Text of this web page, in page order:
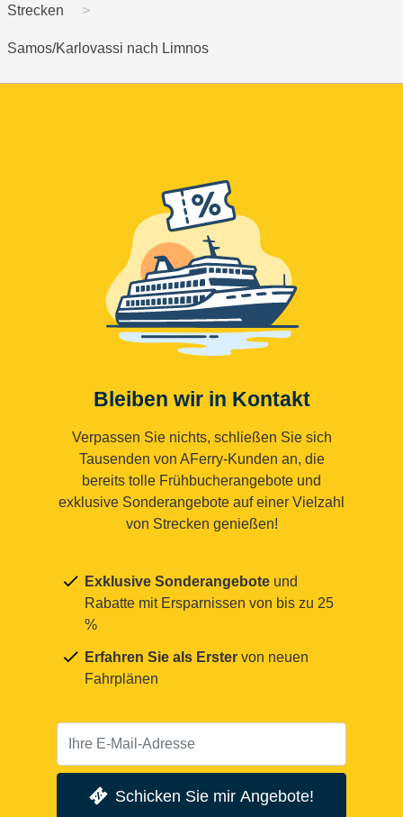
Strecken
Samos/Karlovassi nach Limnos
Bleiben wir in Kontakt
Verpassen Sie nichts, schließen Sie sich
Tausenden von AFerry-Kunden an, die
bereits tolle Frühbucherangebote und
exklusive Sonderangebote auf einer Vielzahl
von Strecken genießen!
Exklusive Sonderangebote und
Rabatte mit Ersparnissen von bis zu 25
%
Erfahren Sie als Erster von neuen
Fahrplänen
Schicken Sie mir Angebote!